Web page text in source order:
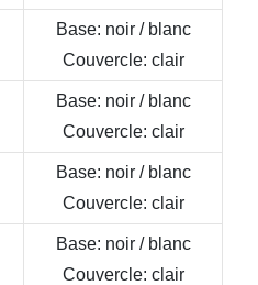
Base: noir / blanc
Couvercle: clair
Base: noir / blanc
Couvercle: clair
Base: noir / blanc
Couvercle: clair
Base: noir / blanc
Couvercle: clair